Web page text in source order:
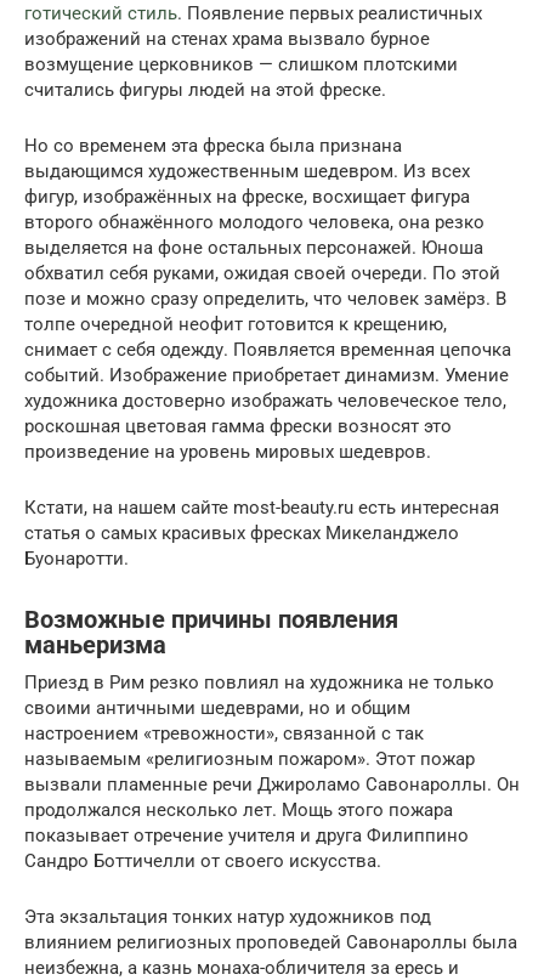
готический стиль. Появление первых реалистичных
изображений на стенах храма вызвало бурное
возмущение церковников — слишком плотскими
считались фигуры людей на этой фреске.
Но со временем эта фреска была признана
выдающимся художественным шедевром. Из всех
фигур, изображённых на фреске, восхищает фигура
второго обнажённого молодого человека, она резко
выделяется на фоне остальных персонажей. Юноша
обхватил себя руками, ожидая своей очереди. По этой
позе и можно сразу определить, что человек замёрз. В
толпе очередной неофит готовится к крещению,
снимает с себя одежду. Появляется временная цепочка
событий. Изображение приобретает динамизм. Умение
художника достоверно изображать человеческое тело,
роскошная цветовая гамма фрески возносят это
произведение на уровень мировых шедевров.
Кстати, на нашем сайте most-beauty.ru есть интересная
статья о самых красивых фресках Микеланджело
Буонаротти.
Возможные причины появления
маньеризма
Приезд в Рим резко повлиял на художника не только
своими античными шедеврами, но и общим
настроением «тревожности», связанной с так
называемым «религиозным пожаром». Этот пожар
вызвали пламенные речи Джироламо Савонароллы. Он
продолжался несколько лет. Мощь этого пожара
показывает отречение учителя и друга Филиппино
Сандро Боттичелли от своего искусства.
Эта экзальтация тонких натур художников под
влиянием религиозных проповедей Савонароллы была
неизбежна, а казнь монаха-обличителя за ересь и